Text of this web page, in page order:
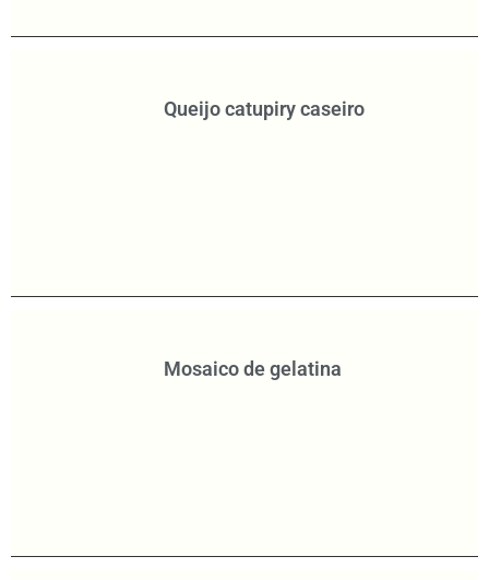
Queijo catupiry caseiro
Mosaico de gelatina